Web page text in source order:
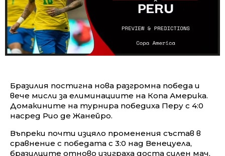
Бразилия постигна нова разгромна победа и
вече мисли за елиминациите на Копа Америка.
Домакините на турнира победиха Перу с 4:0
насред Рио де Жанейро.
Въпреки почти изцяло променения състав в
сравнение с победата с 3:0 над Венецуела,
бразилците отново изиграха доста силен мач,